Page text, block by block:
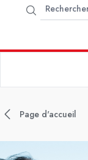
Page d'accueil